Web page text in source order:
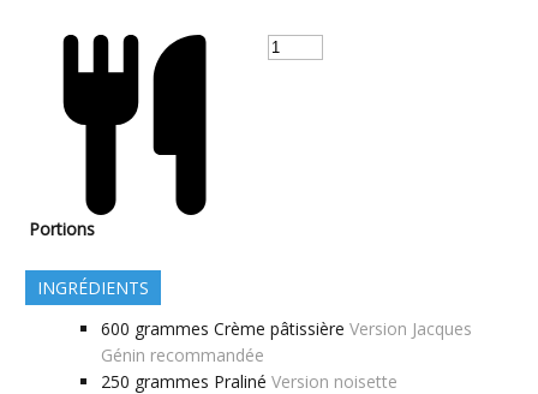
Portions
INGRÉDIENTS
600 grammes Crème pâtissière Version Jacques
Génin recommandée
250 grammes Praliné Version noisette